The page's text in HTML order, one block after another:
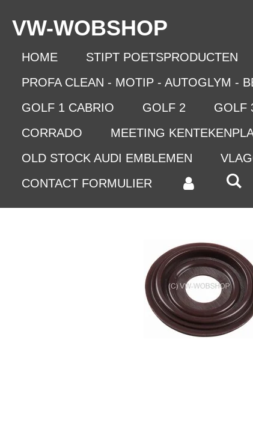
direct
VW-WOBSHOP
HOME STIPT POETSPRODUCTEN
PROFA CLEAN - MOTIP - AUTOGLYM -
GOLF 1 CABRIO
GOLF 2 GOLF
CORRADO
MEETING
OLD STOCK AUDI EMBLEMEN
CONTACT FORMULIER